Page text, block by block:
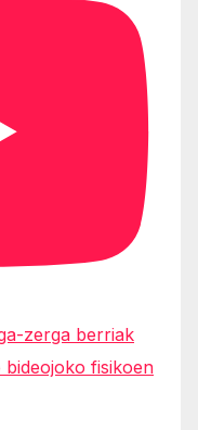
zerga berriak
bideojoko fisikoen